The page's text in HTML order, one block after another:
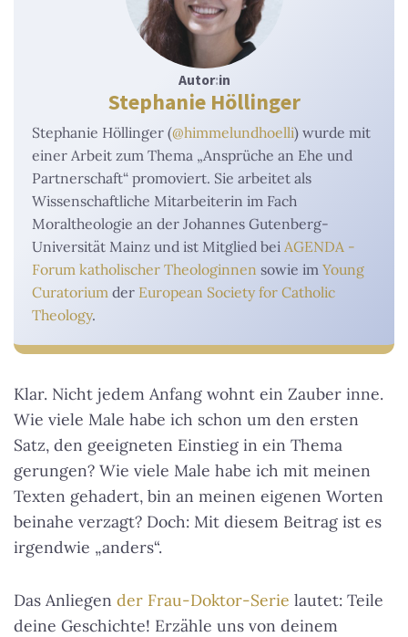
Autor:in
Stephanie Höllinger
Stephanie Höllinger (@himmelundhoelli) wurde mit
einer Arbeit zum Thema „Ansprüche an Ehe und
Partnerschaft“ promoviert. Sie arbeitet als
Wissenschaftliche Mitarbeiterin im Fach
Moraltheologie an der Johannes Gutenberg-
Universität Mainz und ist Mitglied bei AGENDA -
Forum katholischer Theologinnen sowie im Young
Curatorium der European Society for Catholic
Theology.
Klar. Nicht jedem Anfang wohnt ein Zauber inne.
Wie viele Male habe ich schon um den ersten
Satz, den geeigneten Einstieg in ein Thema
gerungen? Wie viele Male habe ich mit meinen
Texten gehadert, bin an meinen eigenen Worten
beinahe verzagt? Doch: Mit diesem Beitrag ist es
irgendwie „anders“.
Das Anliegen der Frau-Doktor-Serie lautet: Teile
deine Geschichte! Erzähle uns von deinem